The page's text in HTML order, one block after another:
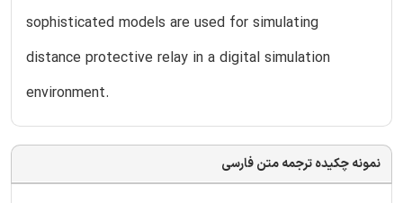
sophisticated models are used for simulating
distance protective relay in a digital simulation
environment.
نمونه چکیده ترجمه متن فارسی